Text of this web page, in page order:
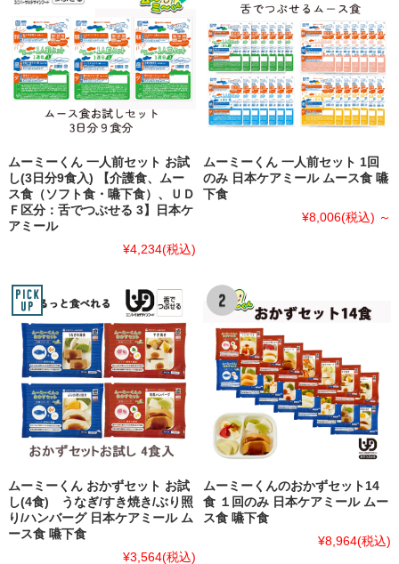
ムーミーくん 一人前セット お試
し(3日分9食入) 【介護食、ムー
ス食（ソフト食・嚥下食）、ＵＤ
Ｆ区分：舌でつぶせる 3】日本ケ
アミール
¥4,234(税込)
ムーミーくん 一人前セット 1回
のみ 日本ケアミール ムース食 嚥
下食
¥8,006(税込) ～
ムーミーくん おかずセット お試
し(4食) うなぎ/すき焼き/ぶり照
り/ハンバーグ 日本ケアミール ム
ース食 嚥下食
¥3,564(税込)
ムーミーくんのおかずセット14
食 １回のみ 日本ケアミール ムー
ス食 嚥下食
¥8,964(税込)